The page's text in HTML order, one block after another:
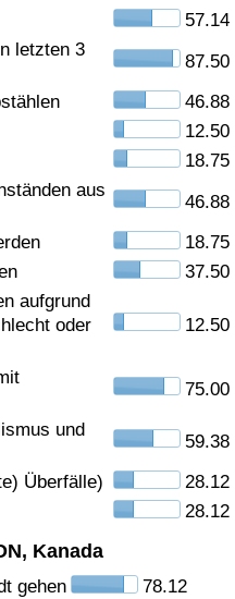
57.14
letzten 3
87.50
46.88
12.50
18.75
aus
46.88
18.75
37.50
aufgrund
oder
12.50
75.00
und
59.38
Überfälle)
28.12
28.12
Kanada
gehen 78.12
(aktuell)
nach Land
(aktuell)
nach Land